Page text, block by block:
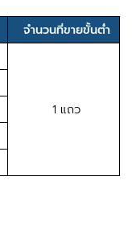
จำนวนที่ขายขั้นต่ำ
1 แถว